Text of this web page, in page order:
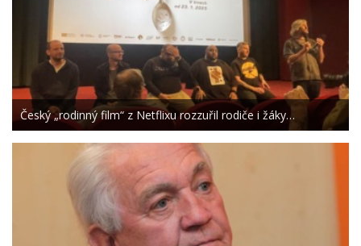
Český „rodinný film“ z Netflixu rozzuřil rodiče i žáky…